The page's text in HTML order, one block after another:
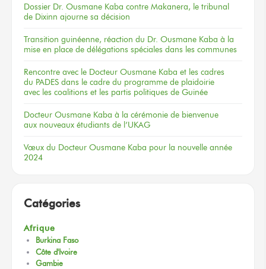
Dossier Dr. Ousmane Kaba contre Makanera, le tribunal
de Dixinn ajourne sa décision
Transition guinéenne, réaction du Dr. Ousmane Kaba à la
mise en place de délégations spéciales dans les communes
Rencontre avec le Docteur Ousmane Kaba et les cadres
du PADES dans le cadre du programme de plaidoirie
avec les coalitions et les partis politiques de Guinée
Docteur Ousmane Kaba à la cérémonie de bienvenue
aux nouveaux étudiants de l’UKAG
Vœux du Docteur Ousmane Kaba pour la nouvelle année
2024
Catégories
Afrique
Burkina Faso
Côte d'Ivoire
Gambie